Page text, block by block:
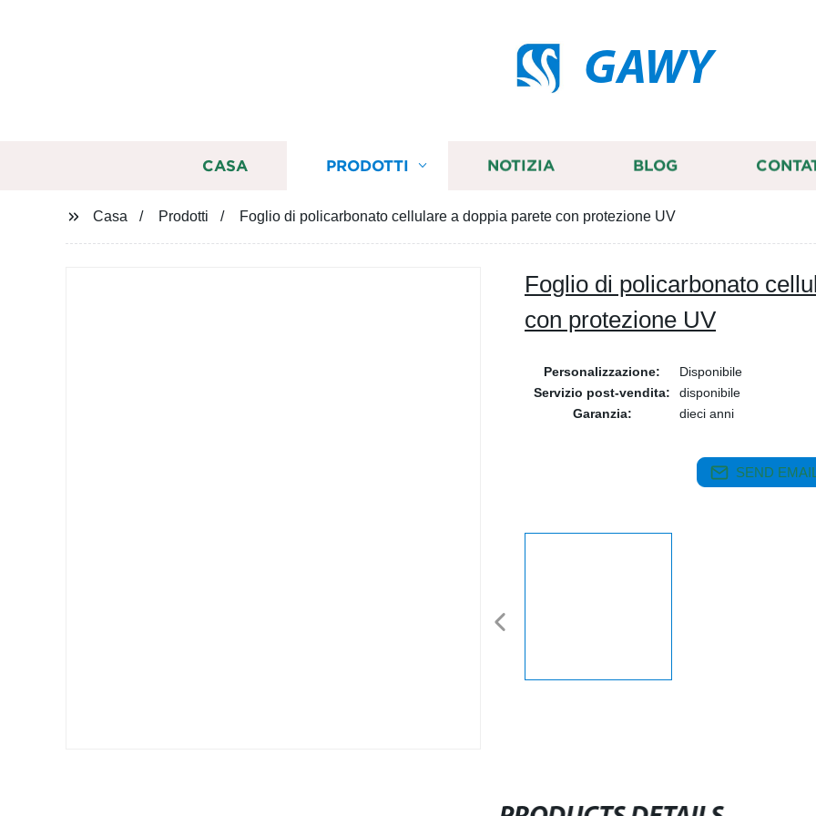
GAWY
CASA PRODOTTI NOTIZIA BLOG
Casa Prodotti Foglio di policarbonato cellulare a doppia parete con protezione UV
Foglio di policarbonato
con protezione UV
Personalizzazione:
Disponibile
Servizio post-vendita:
disponibile
Garanzia:
dieci anni
SEND